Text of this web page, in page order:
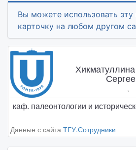
Вы можете использовать эту
карточку на любом другом
,
каф. палеонтологии и
Данные с сайта ТГУ.Сотрудники